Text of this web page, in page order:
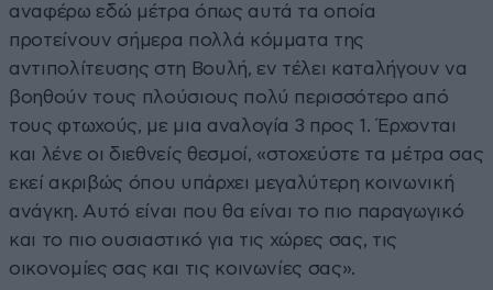
αναφέρω εδώ μέτρα όπως αυτά τα οποία
προτείνουν σήμερα πολλά κόμματα της
αντιπολίτευσης στη Βουλή, εν τέλει καταλήγουν να
βοηθούν τους πλούσιους πολύ περισσότερο από
τους φτωχούς, με μια αναλογία 3 προς 1. Έρχονται
και λένε οι διεθνείς θεσμοί, «στοχεύστε τα μέτρα σας
εκεί ακριβώς όπου υπάρχει μεγαλύτερη κοινωνική
ανάγκη. Αυτό είναι που θα είναι το πιο παραγωγικό
και το πιο ουσιαστικό για τις χώρες σας, τις
οικονομίες σας και τις κοινωνίες σας».